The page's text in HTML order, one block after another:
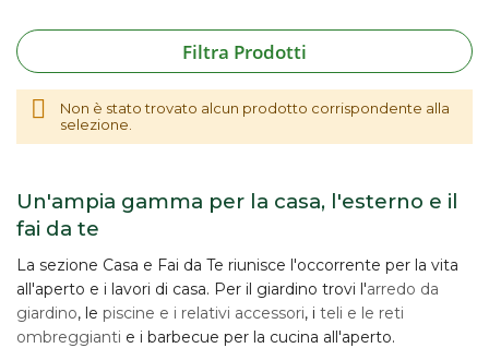
Filtra Prodotti
Non è stato trovato alcun prodotto corrispondente alla
selezione.
Un'ampia gamma per la casa, l'esterno e il
fai da te
La sezione Casa e Fai da Te riunisce l'occorrente per la vita
all'aperto e i lavori di casa. Per il giardino trovi l'arredo da
giardino, le piscine e i relativi accessori, i teli e le reti
ombreggianti e i barbecue per la cucina all'aperto.